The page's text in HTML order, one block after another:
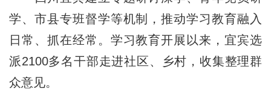
学、市县专班督学等机制，推动学习教育融入
日常、抓在经常。学习教育开展以来，宜宾选
派2100多名干部走进社区、乡村，收集整理群
众意见。